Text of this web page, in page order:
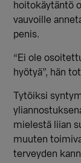
hoitokäytäntö
vauvoille
penis.
“Ei ole
hyötyä”, hän
Tytöiksi
mielestä liian
muuten
terveyden